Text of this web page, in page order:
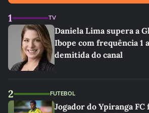
1 TV
Daniela Lima supera a
Ibope com frequência 1
demitida do canal
2 FUTEBOL
Jogador do Ypiranga FC